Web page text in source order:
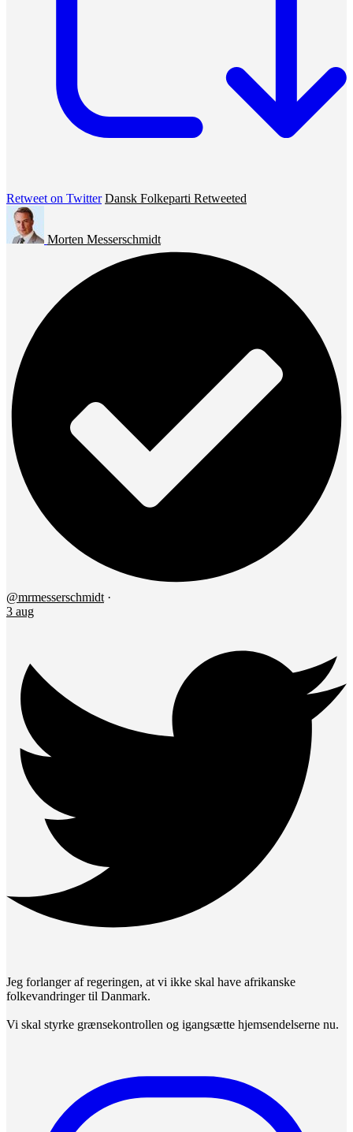
Retweet on Twitter Dansk Folkeparti Retweeted
Morten Messerschmidt
@mrmesserschmidt ·
3 aug
Jeg forlanger af regeringen, at vi ikke skal have afrikanske
folkevandringer til Danmark.
Vi skal styrke grænsekontrollen og igangsætte hjemsendelserne nu.